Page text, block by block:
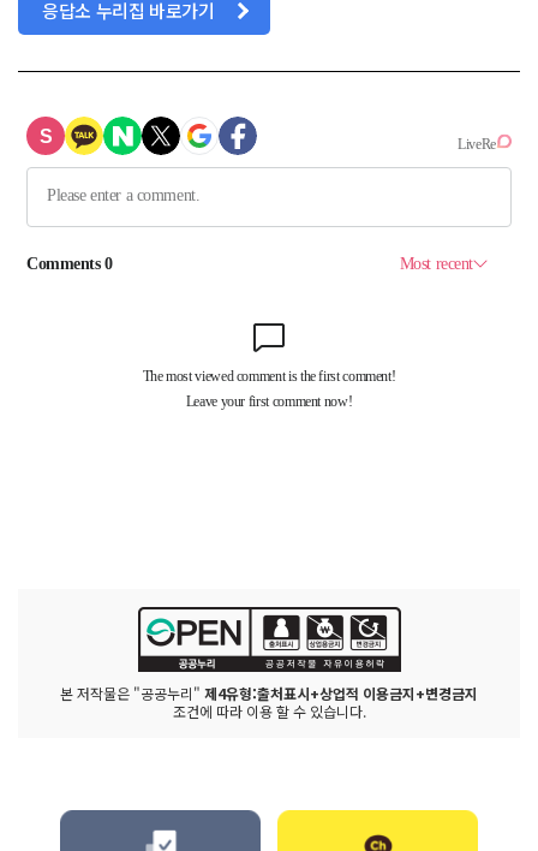
응답소 누리집 바로가기
본 저작물은 "공공누리" 제4유형:출처표시+상업적 이용금지+변경금지
조건에 따라 이용 할 수 있습니다.